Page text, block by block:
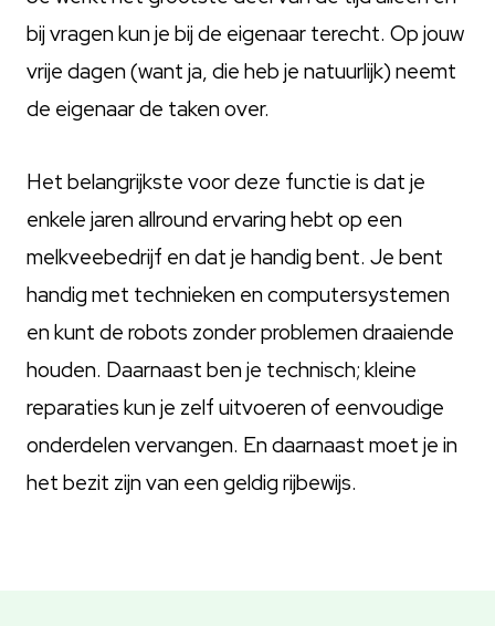
bij vragen kun je bij de eigenaar terecht. Op jouw
vrije dagen (want ja, die heb je natuurlijk) neemt
de eigenaar de taken over.
Het belangrijkste voor deze functie is dat je
enkele jaren allround ervaring hebt op een
melkveebedrijf en dat je handig bent. Je bent
handig met technieken en computersystemen
en kunt de robots zonder problemen draaiende
houden. Daarnaast ben je technisch; kleine
reparaties kun je zelf uitvoeren of eenvoudige
onderdelen vervangen. En daarnaast moet je in
het bezit zijn van een geldig rijbewijs.